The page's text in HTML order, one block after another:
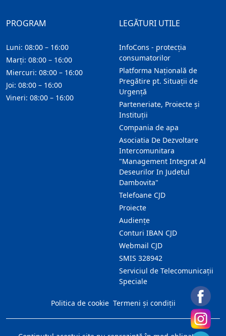
LEGĂTURI UTILE
InfoCons - protecția
consumatorilor
Platforma Națională de
Pregătire pt. Situații de
Urgență
Parteneriate, Proiecte și
Instituții
Compania de apa
Asociatia De Dezvoltare
Intercomunitara
"Management Integrat Al
Deseurilor In Judetul
Dambovita"
Telefoane CJD
Proiecte
Audienţe
Conturi IBAN CJD
Webmail CJD
SMIS 328942
Serviciul de Telecomunicații
Speciale
PROGRAM
Luni: 08:00 – 16:00
Marți: 08:00 – 16:00
Miercuri: 08:00 – 16:00
Joi: 08:00 – 16:00
Vineri: 08:00 – 16:00
Politica de cookie Termeni și condiții